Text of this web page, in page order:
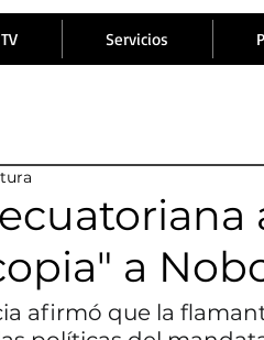
Servicios
a
afirmó que la